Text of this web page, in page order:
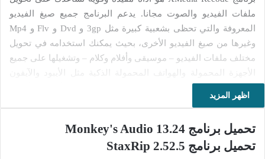
ملفات الفيديو والصوت مجانا. يدعم البرنامج جميع صيغ الفيديو
المعروفة والتي تحظى بشعبية كبيرة مثل 3gp و Dvd و Flv و Mp4
وغيرها من صيغ الفيديو الأخرى، بحيث يمكنك استخدامه في تحويل
مختلف ملفات الفيديو – موسيقى وأفلام وكلام – وتشغيلها على جميع
الأجهزة المحمولة والهواتف المحمولة الذكية مثل الأيبود والآيفون
وأجهزة سامسونغ وسوني إريكسون وغيرها من الأجهزة الأخرى.
يساعدك البرنامج على تحويل معظم صيغ الفيديو والصوت الأكثر
مقاسات العرض.
اظهر المزيد
تحميل برنامج Monkey's Audio 13.24
تحميل برنامج StaxRip 2.52.5